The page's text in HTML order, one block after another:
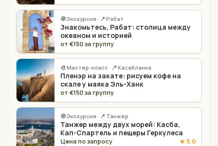
🧭 Экскурсия · 📍 Рабат
Знакомьтесь, Рабат: столица между
океаном и историей
от €150 за группу
🎨 Мастер-класс · 📍 Касабланка
Пленэр на закате: рисуем кофе на
скале у маяка Эль-Ханк
от €150 за группу
🧭 Экскурсия · 📍 Танжер
Танжер между двух морей: Касба,
Кап-Спартель и пещеры Геркулеса
Цена по запросу ★ 5.0